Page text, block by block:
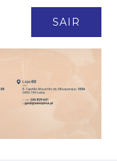
SAIR
de ser zonas